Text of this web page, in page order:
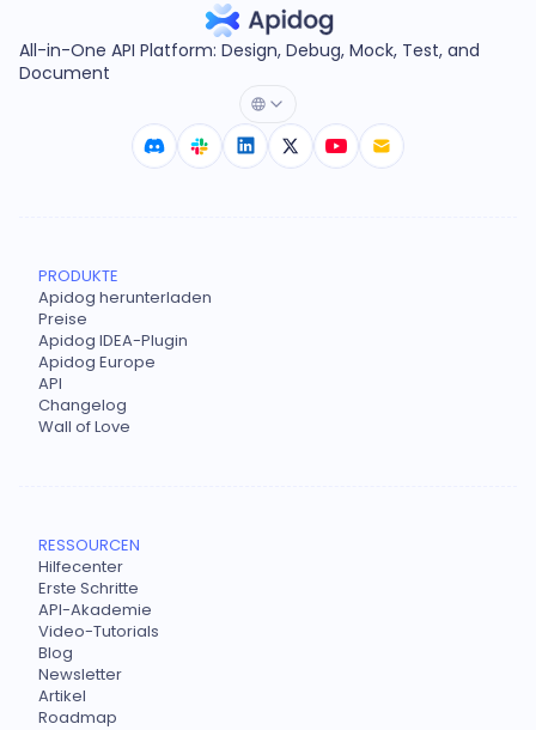
All-in-One API Platform: Design, Debug, Mock, Test, and
Document
PRODUKTE
Apidog herunterladen
Preise
Apidog IDEA-Plugin
Apidog Europe
API
Changelog
Wall of Love
RESSOURCEN
Hilfecenter
Erste Schritte
API-Akademie
Video-Tutorials
Blog
Newsletter
Artikel
Roadmap